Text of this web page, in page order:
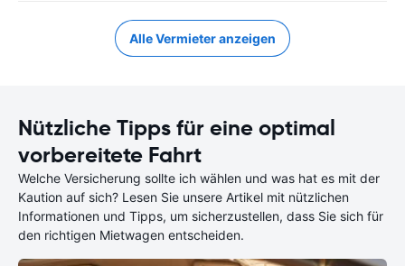
Alle Vermieter anzeigen
Nützliche Tipps für eine optimal
vorbereitete Fahrt
Welche Versicherung sollte ich wählen und was hat es mit der
Kaution auf sich? Lesen Sie unsere Artikel mit nützlichen
Informationen und Tipps, um sicherzustellen, dass Sie sich für
den richtigen Mietwagen entscheiden.